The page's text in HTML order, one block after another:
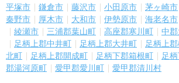
平塚市
鎌倉市 藤沢市 小田原市 茅ヶ崎市
秦野市
厚木市 大和市 伊勢原市 海老名市
綾瀬市
三浦郡葉山町 高座郡寒川町 中
足柄上郡中井町
足柄上郡大井町 足柄上
北町
足柄上郡開成町 足柄下郡箱根町 足
郡湯河原町
愛甲郡愛川町 愛甲郡清川村